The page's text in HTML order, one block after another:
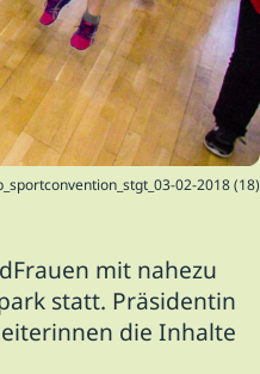
02-2018 (18)
mit nahezu
statt. Präsidentin
die Inhalte